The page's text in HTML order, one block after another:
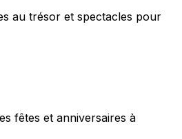
au trésor et spectacles pour
fêtes et anniversaires à